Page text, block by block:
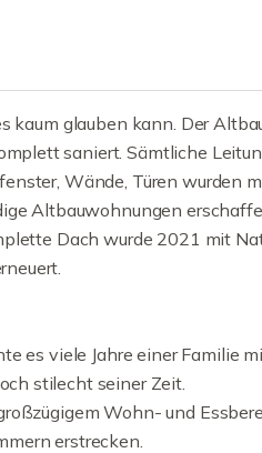
kaum glauben kann. Der
saniert. Sämtliche
Wände, Türen wurden
Altbauwohnungen
Dach wurde 2021 mit
es viele Jahre einer Familie
stilecht seiner Zeit.
Wohn- und
erstrecken.